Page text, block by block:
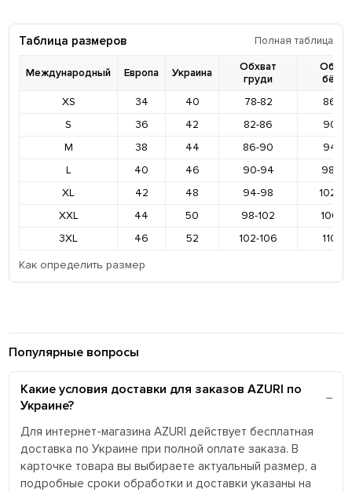
Таблица размеров Полная таблица
Международный Европа Украина
Обхват
груди
XS
34 40 78-82
86-
S
36 42 82-86
90-
M
38 44 86-90
94-
L
40 46 90-94
98-
XL
42 48 94-98
102-
XXL
44 50 98-102
106-
3XL
46 52 102-106
110-
Как определить размер
Популярные вопросы
Какие условия доставки для заказов AZURI по
Украине?
Для интернет-магазина AZURI действует бесплатная
доставка по Украине при полной оплате заказа. В
карточке товара вы выбираете актуальный размер, а
подробные сроки обработки и доставки указаны на